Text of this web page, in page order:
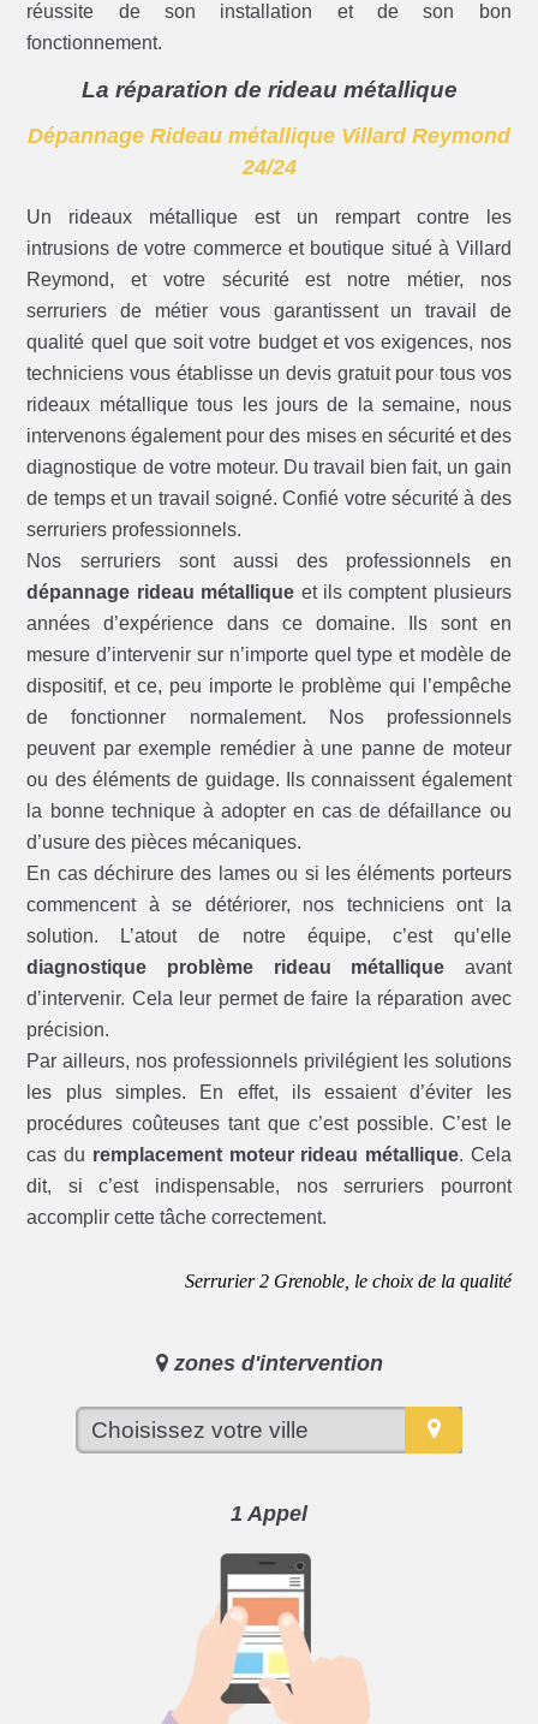
réussite de son installation et de son bon
fonctionnement.
La réparation de rideau métallique
Dépannage Rideau métallique Villard Reymond
24/24
Un rideaux métallique est un rempart contre les
intrusions de votre commerce et boutique situé à Villard
Reymond, et votre sécurité est notre métier, nos
serruriers de métier vous garantissent un travail de
qualité quel que soit votre budget et vos exigences, nos
techniciens vous établisse un devis gratuit pour tous vos
rideaux métallique tous les jours de la semaine, nous
intervenons également pour des mises en sécurité et des
diagnostique de votre moteur. Du travail bien fait, un gain
de temps et un travail soigné. Confié votre sécurité à des
serruriers professionnels.
Nos serruriers sont aussi des professionnels en
dépannage rideau métallique et ils comptent plusieurs
années d’expérience dans ce domaine. Ils sont en
mesure d’intervenir sur n’importe quel type et modèle de
dispositif, et ce, peu importe le problème qui l’empêche
de fonctionner normalement. Nos professionnels
peuvent par exemple remédier à une panne de moteur
ou des éléments de guidage. Ils connaissent également
la bonne technique à adopter en cas de défaillance ou
d’usure des pièces mécaniques.
En cas déchirure des lames ou si les éléments porteurs
commencent à se détériorer, nos techniciens ont la
solution. L’atout de notre équipe, c’est qu’elle
diagnostique problème rideau métallique avant
d’intervenir. Cela leur permet de faire la réparation avec
précision.
Par ailleurs, nos professionnels privilégient les solutions
les plus simples. En effet, ils essaient d’éviter les
procédures coûteuses tant que c’est possible. C’est le
cas du remplacement moteur rideau métallique. Cela
dit, si c’est indispensable, nos serruriers pourront
accomplir cette tâche correctement.
Serrurier 2 Grenoble, le choix de la qualité
zones d'intervention
1 Appel